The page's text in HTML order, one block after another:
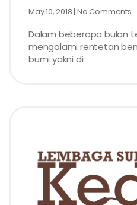
May 10, 2018 No Comments
Dalam beberapa bulan
mengalami rentetan
bumi yakni di